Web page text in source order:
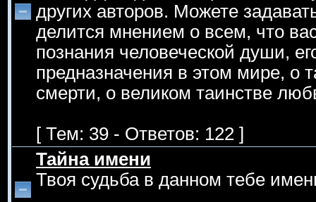
других авторов. Можете
делится мнением о всем, что
познания человеческой души,
предназначения в этом мире, о
смерти, о великом таинстве
[ Тем: 39 - Ответов: 122 ]
Тайна имени
Твоя судьба в данном тебе